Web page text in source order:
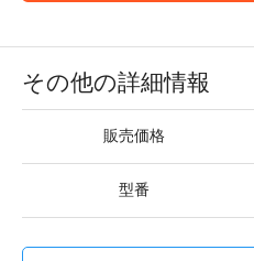
その他の詳細情報
販売価格
型番